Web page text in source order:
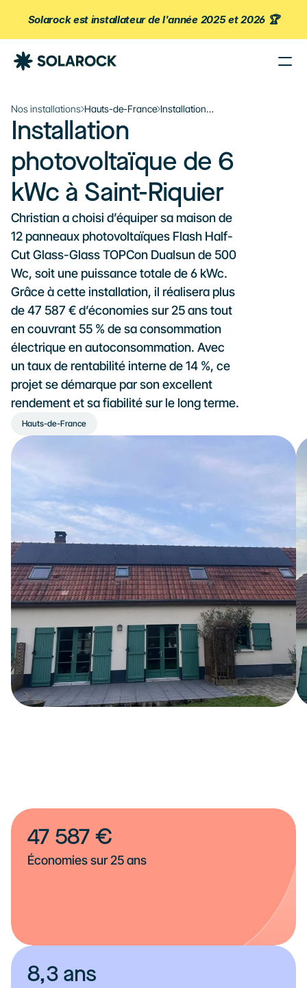
Solarock est installateur de l'année 2025 et 2026 🏆
Nos Installations
À propos
Parrainage
Blog
À propos de Solarock
Nos produits
‍01 89 71 71 48
J’estime mon projet
Nos installations Hauts-de-France Installation
Installation
photovoltaïque de 6
kWc à Saint-Riquier
Christian a choisi d’équiper sa maison de
12 panneaux photovoltaïques Flash Half-
Cut Glass-Glass TOPCon Dualsun de 500
Wc, soit une puissance totale de 6 kWc.
Grâce à cette installation, il réalisera plus
de 47 587 € d’économies sur 25 ans tout
en couvrant 55 % de sa consommation
électrique en autoconsommation. Avec
un taux de rentabilité interne de 14 %, ce
projet se démarque par son excellent
rendement et sa fiabilité sur le long terme.
Hauts-de-France
8,3 ans
47 587 €
Économies sur 25 ans